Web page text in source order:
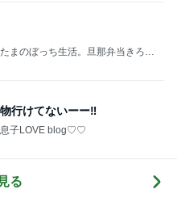
まのぼっち生活。旦那弁当きろく
行けてないーー‼︎
息子LOVE blog♡♡
る